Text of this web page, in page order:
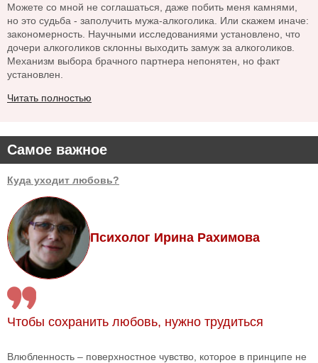
Самое важное
Куда уходит любовь?
Психолог Ирина Рахимова
Чтобы сохранить любовь, нужно трудиться
Влюбленность – поверхностное чувство, которое в принципе не
Можете со мной не соглашаться, даже побить меня камнями,
но это судьба - заполучить мужа-алкоголика. Или скажем иначе:
закономерность. Научными исследованиями установлено, что
дочери алкоголиков склонны выходить замуж за алкоголиков.
Механизм выбора брачного партнера непонятен, но факт
установлен.
Читать полностью